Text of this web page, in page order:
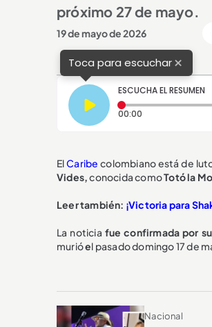
próximo 27 de mayo.
19 de mayo de 2026
Toca para escuchar×
ESCUCHA EL RESUMEN
00:00
ElCaribecolombiano está de
Vides,conocida comoTotó la
Leer también: ¡Victoria para
La noticia fue confirmada por
murióel pasado domingo 17 de
Nacional